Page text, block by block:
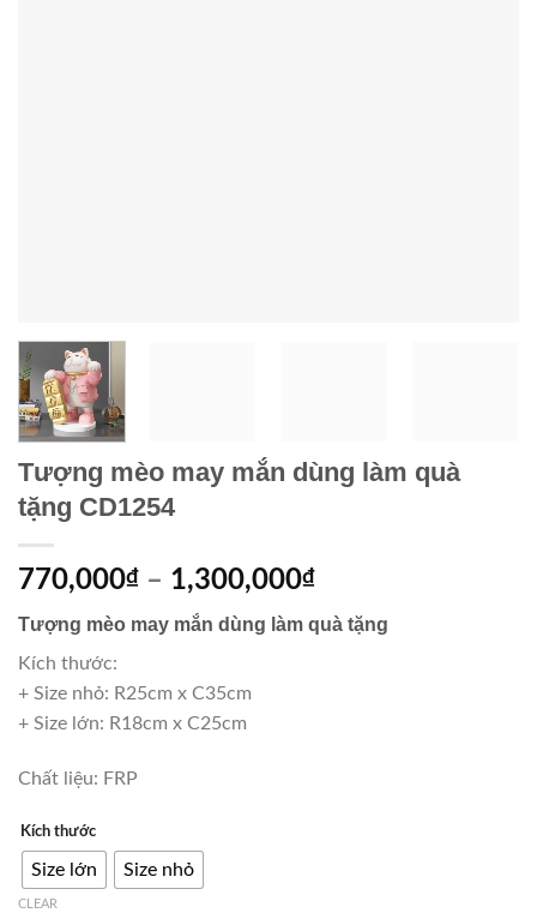
Tượng mèo may mắn dùng làm quà
tặng CD1254
770,000₫ – 1,300,000₫
Tượng mèo may mắn dùng làm quà tặng
Kích thước:
+ Size nhỏ: R25cm x C35cm
+ Size lớn: R18cm x C25cm
Chất liệu: FRP
Kích thước
Size lớn Size nhỏ
CLEAR